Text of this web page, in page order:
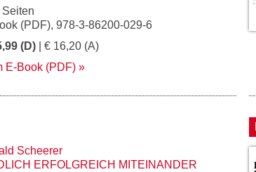
Seiten
(PDF), 978-3-86200-029-6
(D) | € 16,20 (A)
E-Book (PDF)
Scheerer
ERFOLGREICH MITEINANDER